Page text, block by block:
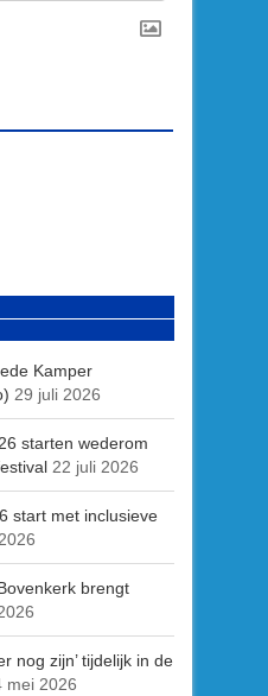
Kamper
29 juli 2026
starten wederom
22 juli 2026
start met inclusieve
brengt
nog zijn’ tijdelijk in de
mei 2026